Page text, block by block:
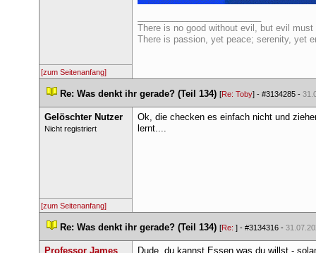
There is no good without evil, but evil
There is passion, yet peace; serenity, yet
[zum Seitenanfang]
Re: Was denkt ihr gerade? (Teil 134) [Re: Toby] - #3134285 -
Gelöschter Nutzer
Nicht registriert
Ok, die checken es einfach nicht und
lernt....
[zum Seitenanfang]
Re: Was denkt ihr gerade? (Teil 134) [Re: ] - #3134316 -
Professor James
Dude, du kannst Essen was du willst -